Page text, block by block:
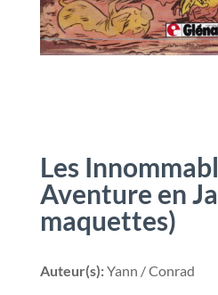
Les
Aventure en
maquettes)
Auteur(s):Yann / Conrad